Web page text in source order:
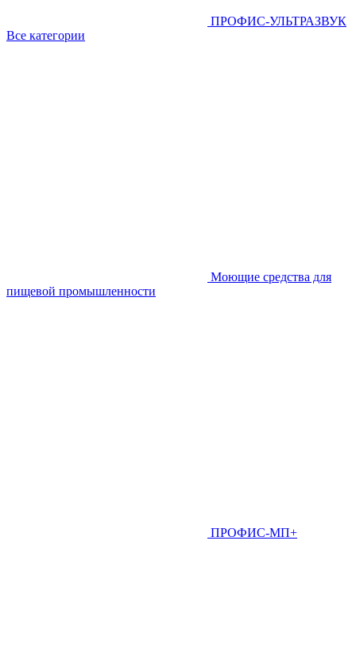
ПРОФИС-УЛЬТРАЗВУК
Все категории
Моющие средства для
пищевой промышленности
ПРОФИС-МП+